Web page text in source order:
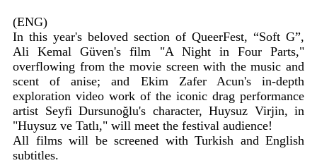
(ENG)
In this year's beloved section of QueerFest, “Soft G”,
Ali Kemal Güven's film "A Night in Four Parts,"
overflowing from the movie screen with the music and
scent of anise; and Ekim Zafer Acun's in-depth
exploration video work of the iconic drag performance
artist Seyfi Dursunoğlu's character, Huysuz Virjin, in
"Huysuz ve Tatlı," will meet the festival audience!
All films will be screened with Turkish and English
subtitles.